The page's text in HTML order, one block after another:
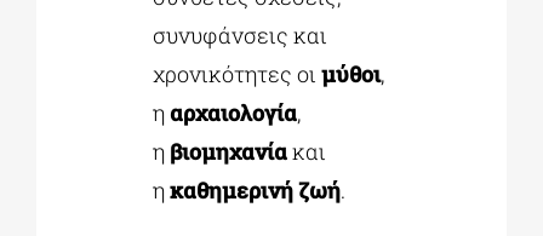
συνυφάνσεις και
χρονικότητες οι μύθοι,
ηαρχαιολογία,
η βιομηχανίακαι
ηκαθημερινή ζωή.